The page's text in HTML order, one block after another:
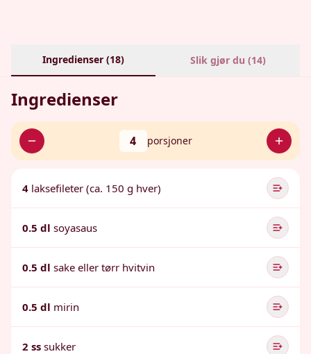
Ingredienser (18) Slik gjør du (14)
Ingredienser
4 porsjoner
4 laksefileter (ca. 150 g hver)
0.5 dl soyasaus
0.5 dl sake eller tørr hvitvin
0.5 dl mirin
2 ss sukker